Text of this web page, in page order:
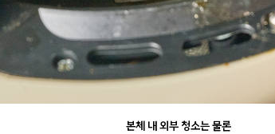
본체 내 외부 청소는 물론